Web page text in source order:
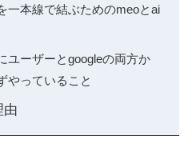
一本線で結ぶためのmeoとai
ユーザーとgoogleの両方か
やっていること
由